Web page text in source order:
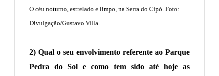
O céu noturno, estrelado e limpo, na Serra do Cipó. Foto:
Divulgação/Gustavo Villa.
2) Qual o seu envolvimento referente ao Parque
Pedra do Sol e como tem sido até hoje as